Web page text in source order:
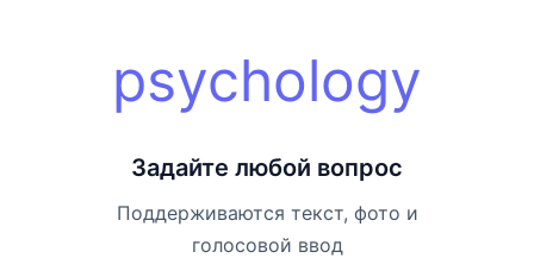
psychology
Задайте любой вопрос
Поддерживаются текст, фото и
голосовой ввод